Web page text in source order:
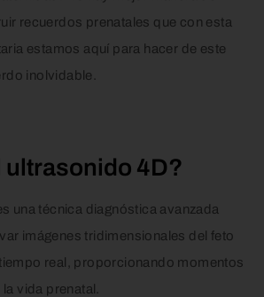
recuerdos prenatales que con esta
estamos aquí para hacer de este
inolvidable.
ultrasonido 4D?
una técnica diagnóstica avanzada
imágenes tridimensionales del feto
real, proporcionando momentos
vida prenatal.